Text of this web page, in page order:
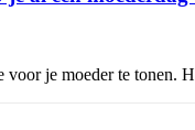
je moeder te tonen.